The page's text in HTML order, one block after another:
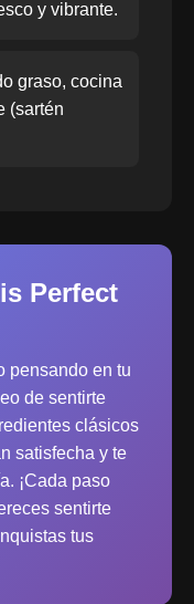
y vibrante.
graso, cocina
(sartén
Perfect
pensando en tu
de sentirte
clásicos
satisfecha y te
¡Cada paso
sentirte
tus